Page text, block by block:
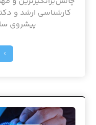
کارشناسی ارشد و
پیشروی